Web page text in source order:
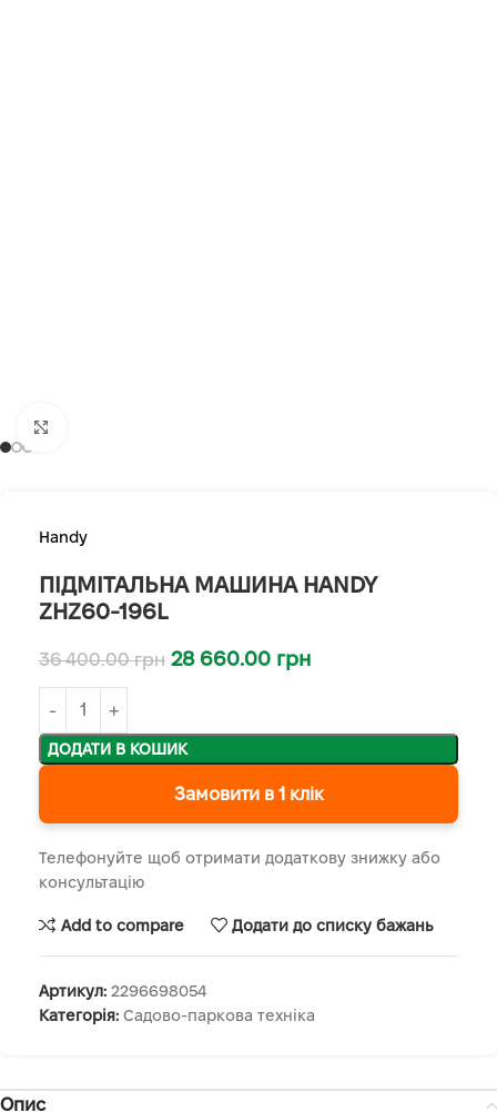
Handy
ПІДМІТАЛЬНА МАШИНА HANDY
ZHZ60-196L
36 400.00грн 28 660.00 грн
ДОДАТИ В КОШИК
Замовити в 1 клік
Телефонуйте щоб отримати додаткову знижку або
консультацію
Add to compare Додати до списку бажань
Артикул: 2296698054
Категорія: Садово-паркова техніка
Опис